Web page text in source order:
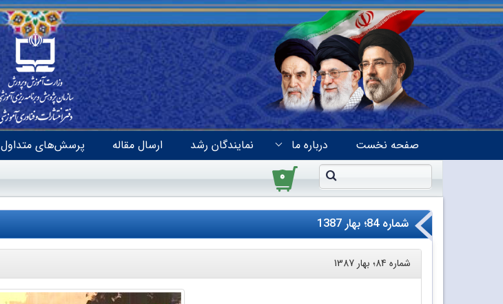
صفحه نخست درباره ما نمایندگان رشد ارسال مقاله پرسش‌های متداول
۰
شماره 84؛ بهار 1387
شماره 84؛ بهار 1387